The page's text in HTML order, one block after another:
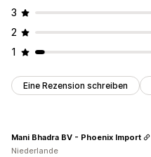
3
2
1
Eine Rezension schreiben
Mani Bhadra BV - Phoenix Import
Niederlande